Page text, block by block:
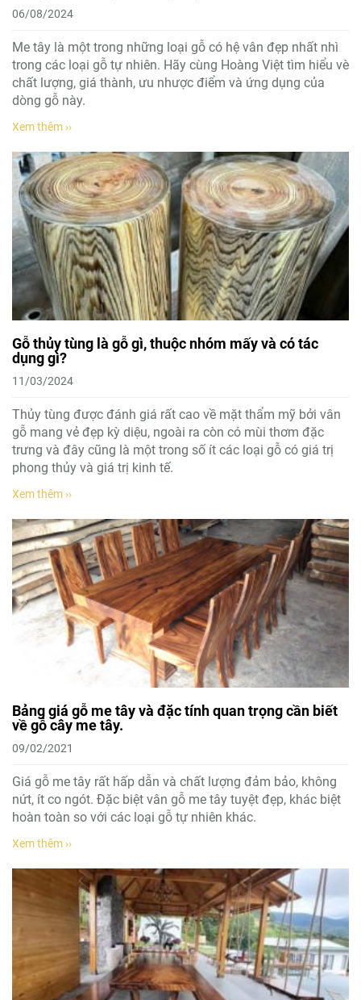
06/08/2024
Me tây là một trong những loại gỗ có hệ vân đẹp nhất nhì
trong các loại gỗ tự nhiên. Hãy cùng Hoàng Việt tìm hiểu vè
chất lượng, giá thành, ưu nhược điểm và ứng dụng của
dòng gỗ này.
Xem thêm ››
Gỗ thủy tùng là gỗ gì, thuộc nhóm mấy và có tác
dụng gì?
11/03/2024
Thủy tùng được đánh giá rất cao về mặt thẩm mỹ bởi vân
gỗ mang vẻ đẹp kỳ diệu, ngoài ra còn có mùi thơm đặc
trưng và đây cũng là một trong số ít các loại gỗ có giá trị
phong thủy và giá trị kinh tế.
Xem thêm ››
Bảng giá gỗ me tây và đặc tính quan trọng cần biết
về gỗ cây me tây.
09/02/2021
Giá gỗ me tây rất hấp dẫn và chất lượng đảm bảo, không
nứt, ít co ngót. Đặc biệt vân gỗ me tây tuyệt đẹp, khác biệt
hoàn toàn so với các loại gỗ tự nhiên khác.
Xem thêm ››